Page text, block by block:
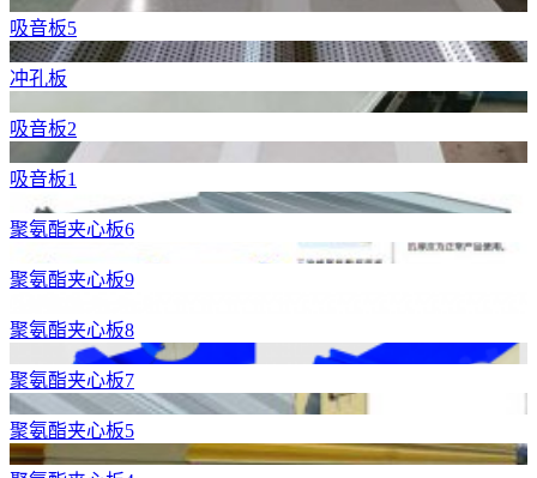
吸音板5
冲孔板
吸音板2
吸音板1
聚氨酯夹心板6
聚氨酯夹心板9
聚氨酯夹心板8
聚氨酯夹心板7
聚氨酯夹心板5